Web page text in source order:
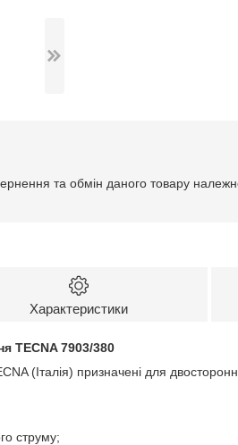
та обмін даного товару
Характеристики
TECNA 7903/380
(Італія) призначені для
струму;